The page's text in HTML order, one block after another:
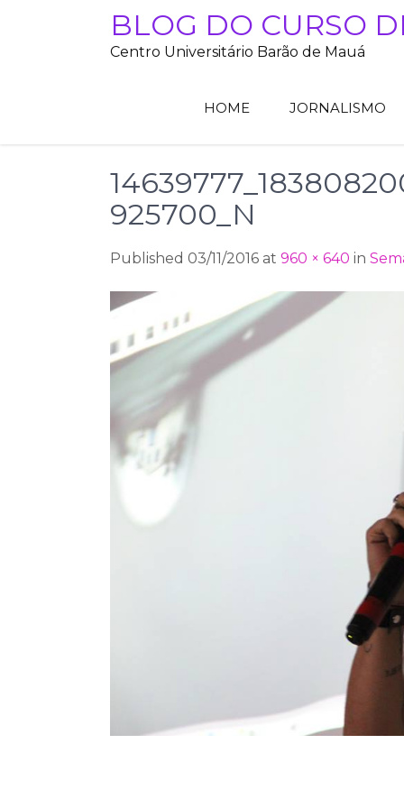
BLOG DO CURSO
Centro Universitário Barão de Mauá
HOME JORNALISMO
925700_N
Published 03/11/2016 at 960 × 640 in